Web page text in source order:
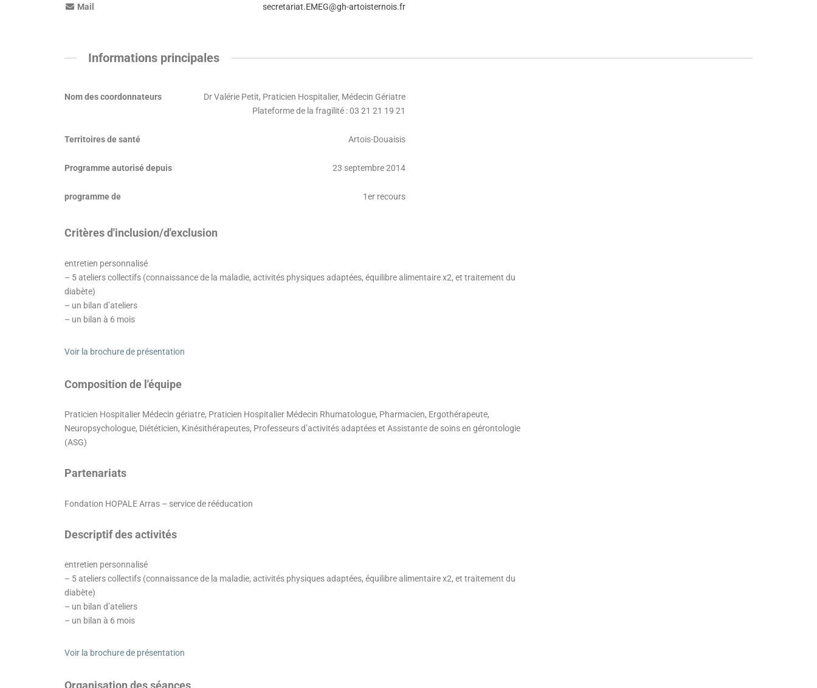
Mail secretariat.EMEG@gh-artoisternois.fr
Informations principales
Nom des coordonnateurs
Dr Valérie Petit, Praticien Hospitalier, Médecin Gériatre
Plateforme de la fragilité : 03 21 21 19 21
Territoires de santé Artois-Douaisis
Programme autorisé depuis 23 septembre 2014
programme de 1er recours
Critères d'inclusion/d'exclusion
entretien personnalisé
– 5 ateliers collectifs (connaissance de la maladie, activités physiques adaptées, équilibre alimentaire x2, et traitement du
diabète)
– un bilan d’ateliers
– un bilan à 6 mois
Voir la brochure de présentation
Composition de l'équipe
Praticien Hospitalier Médecin gériatre, Praticien Hospitalier Médecin Rhumatologue, Pharmacien, Ergothérapeute,
Neuropsychologue, Diététicien, Kinésithérapeutes, Professeurs d’activités adaptées et Assistante de soins en gérontologie
(ASG)
Partenariats
Fondation HOPALE Arras – service de rééducation
Descriptif des activités
entretien personnalisé
– 5 ateliers collectifs (connaissance de la maladie, activités physiques adaptées, équilibre alimentaire x2, et traitement du
diabète)
– un bilan d’ateliers
– un bilan à 6 mois
Voir la brochure de présentation
Organisation des séances